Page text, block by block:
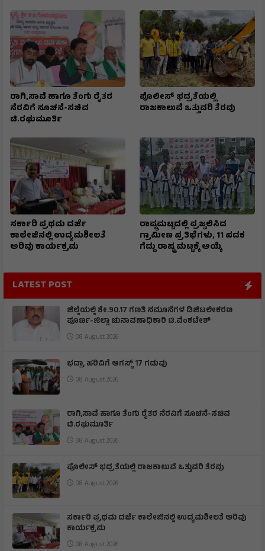
ರಾಗಿ,ಸಾವೆ ಹಾಗೂ ತೆಂಗು ರೈತರ
ನೆರವಿಗೆ ಸೂಚನೆ-ಸಚಿವ
ಟಿ.ರಘುಮೂರ್ತಿ
ಪೊಲೀಸ್ ಭದ್ರತೆಯಲ್ಲಿ
ರಾಜಕಾಲುವೆ ಒತ್ತುವರಿ ತೆರವು
ಸರ್ಕಾರಿ ಪ್ರಥಮ ದರ್ಜೆ
ಕಾಲೇಜಿನಲ್ಲಿ ಉದ್ಯಮಶೀಲತೆ
ಅರಿವು ಕಾರ್ಯಕ್ರಮ
ರಾಷ್ಟ್ರಮಟ್ಟದಲ್ಲಿ ಪ್ರಜ್ವಲಿಸಿದ
ಗ್ರಾಮೀಣ ಪ್ರತಿಭೆಗಳು, 11 ಪದಕ
ಗೆದ್ದು ರಾಷ್ಟ್ರ ಮಟ್ಟಕ್ಕೆ ಆಯ್ಕೆ
LATEST POST
ಜಿಲ್ಲೆಯಲ್ಲಿ ಶೇ.90.17 ಗಣತಿ ನಮೂನೆಗಳ ಡಿಜಿಟಲೀಕರಣ
ಪೂರ್ಣ-ಜಿಲ್ಲಾ ಚುನಾವಣಾಧಿಕಾರಿ ಟಿ.ವೆಂಕಟೇಶ್
08 August 2026
ಭದ್ರಾ ಹರಿವಿಗೆ ಆಗಸ್ಟ್ 17 ಗಡುವು
08 August 2026
ರಾಗಿ,ಸಾವೆ ಹಾಗೂ ತೆಂಗು ರೈತರ ನೆರವಿಗೆ ಸೂಚನೆ-ಸಚಿವ
ಟಿ.ರಘುಮೂರ್ತಿ
08 August 2026
ಪೊಲೀಸ್ ಭದ್ರತೆಯಲ್ಲಿ ರಾಜಕಾಲುವೆ ಒತ್ತುವರಿ ತೆರವು
08 August 2026
ಸರ್ಕಾರಿ ಪ್ರಥಮ ದರ್ಜೆ ಕಾಲೇಜಿನಲ್ಲಿ ಉದ್ಯಮಶೀಲತೆ ಅರಿವು
ಕಾರ್ಯಕ್ರಮ
08 August 2026